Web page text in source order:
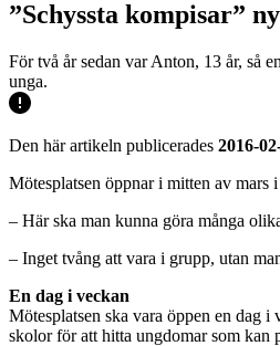
”Schyssta kompisar”
För två år sedan var Anton, 13 år, så
unga.
Den här artikeln publicerades 2016-
Mötesplatsen öppnar i mitten av
– Här ska man kunna göra många
– Inget tvång att vara i grupp, utan
En dag i veckan
Mötesplatsen ska vara öppen en dag
skolor för att hitta ungdomar som kan